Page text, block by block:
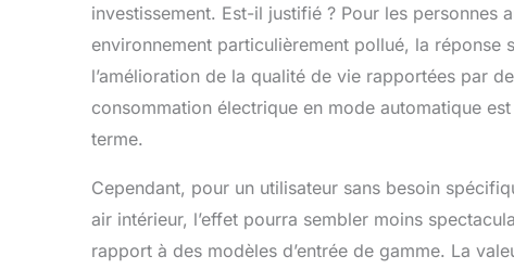
investissement. Est-il justifié ? Pour les personnes
environnement particulièrement pollué, la réponse
l’amélioration de la qualité de vie rapportées par
consommation électrique en mode automatique
terme.
Cependant, pour un utilisateur sans besoin
air intérieur, l’effet pourra sembler moins
rapport à des modèles d’entrée de gamme. La